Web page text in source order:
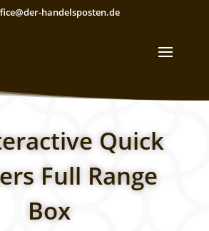
handelsposten.de
Quick
Full Range
Box